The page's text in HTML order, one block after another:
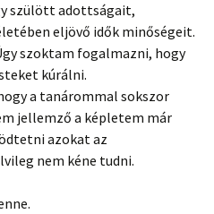
szülött adottságait,
eljövő idők minőségeit.
szoktam fogalmazni, hogy
kúrálni.
a tanárommal sokszor
jellemző a képletem már
azokat az
nem kéne tudni.